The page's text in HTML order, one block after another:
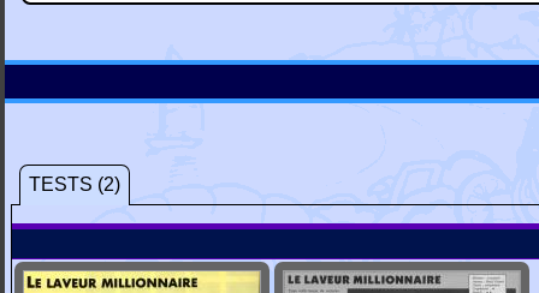
TESTS (2)